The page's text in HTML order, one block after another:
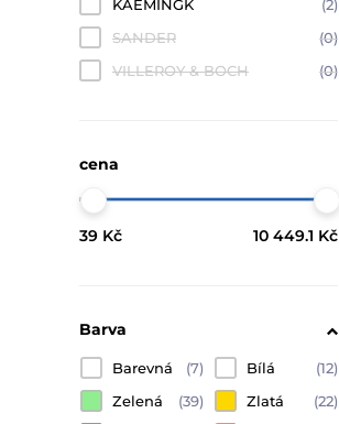
KAEMINGK
(2)
SANDER
(0)
VILLEROY & BOCH
(0)
cena
39 Kč 10 449.1 Kč
Barva
Barevná (7) Bílá
(12)
Zelená
(39) Zlatá
(22)